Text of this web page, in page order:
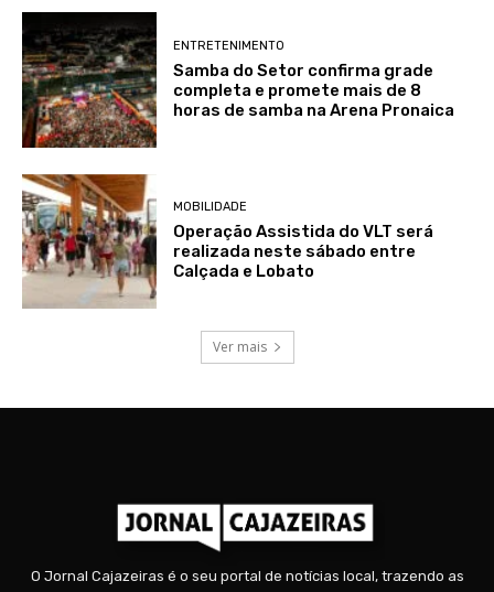
ENTRETENIMENTO
Samba do Setor confirma grade
completa e promete mais de 8
horas de samba na Arena Pronaica
MOBILIDADE
Operação Assistida do VLT será
realizada neste sábado entre
Calçada e Lobato
Ver mais
O Jornal Cajazeiras é o seu portal de notícias local, trazendo as